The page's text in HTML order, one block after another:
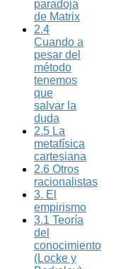
paradoja
de Matrix
2.4
Cuando a
pesar del
método
tenemos
que
salvar la
duda
2.5 La
metafísica
cartesiana
2.6 Otros
racionalistas
3. El
empirismo
3.1 Teoría
del
conocimiento
(Locke y